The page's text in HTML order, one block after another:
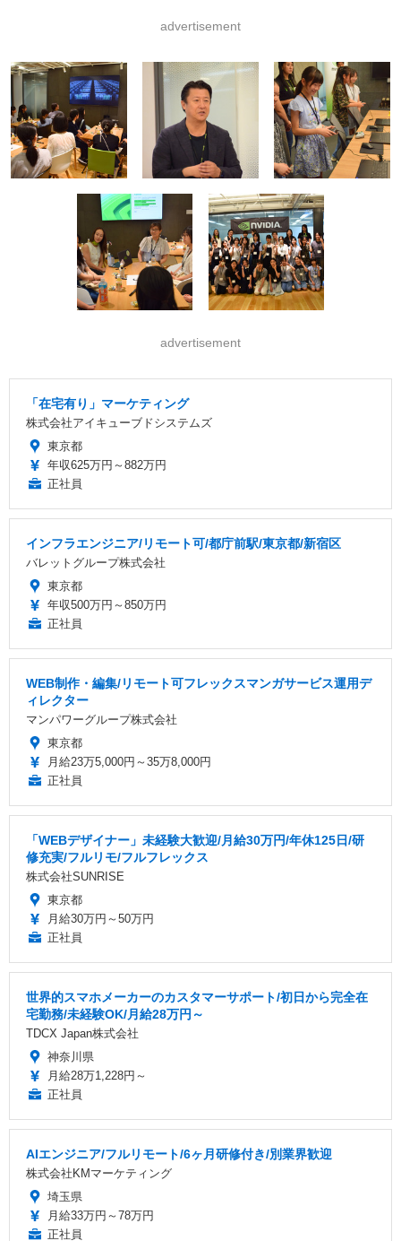
advertisement
advertisement
「在宅有り」マーケティング
株式会社アイキューブドシステムズ
東京都
年収625万円～882万円
正社員
インフラエンジニア/リモート可/都庁前駅/東京都/新宿区
バレットグループ株式会社
東京都
年収500万円～850万円
正社員
WEB制作・編集/リモート可フレックスマンガサービス運用デ
ィレクター
マンパワーグループ株式会社
東京都
月給23万5,000円～35万8,000円
正社員
「WEBデザイナー」未経験大歓迎/月給30万円/年休125日/研
修充実/フルリモ/フルフレックス
株式会社SUNRISE
東京都
月給30万円～50万円
正社員
世界的スマホメーカーのカスタマーサポート/初日から完全在
宅勤務/未経験OK/月給28万円～
TDCX Japan株式会社
神奈川県
月給28万1,228円～
正社員
AIエンジニア/フルリモート/6ヶ月研修付き/別業界歓迎
株式会社KMマーケティング
埼玉県
月給33万円～78万円
正社員